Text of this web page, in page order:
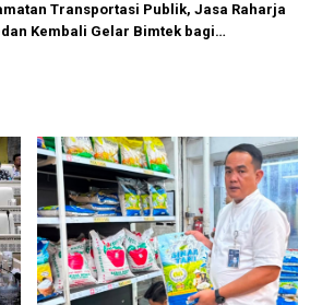
Transportasi Publik, Jasa Raharja
Kembali Gelar Bimtek bagi